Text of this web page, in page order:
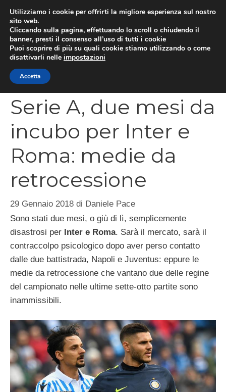
contenuto
Serie A, due mesi da
incubo per Inter e
Roma: medie da
retrocessione
29 Gennaio 2018 di Daniele Pace
Sono stati due mesi, o giù di lì, semplicemente
disastrosi per Inter e Roma. Sarà il mercato, sarà il
contraccolpo psicologico dopo aver perso contatto
dalle due battistrada, Napoli e Juventus: eppure le
medie da retrocessione che vantano due delle regine
del campionato nelle ultime sette-otto partite sono
inammissibili.
Utilizziamo i cookie per offrirti la migliore esperienza sul nostro
sito web.
Cliccando sulla pagina, effettuando lo scroll o chiudendo il
banner, presti il consenso all’uso di tutti i cookie
Puoi scoprire di più su quali cookie stiamo utilizzando o come
disattivarli nelle impostazioni
Accetta